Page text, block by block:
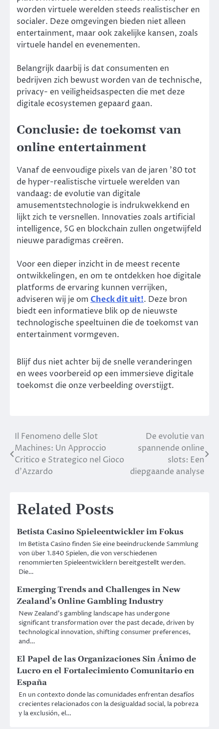
worden virtuele werelden steeds realistischer en
socialer. Deze omgevingen bieden niet alleen
entertainment, maar ook zakelijke kansen, zoals
virtuele handel en evenementen.
Belangrijk daarbij is dat consumenten en
bedrijven zich bewust worden van de technische,
privacy- en veiligheidsaspecten die met deze
digitale ecosystemen gepaard gaan.
Conclusie: de toekomst van
online entertainment
Vanaf de eenvoudige pixels van de jaren ’80 tot
de hyper-realistische virtuele werelden van
vandaag: de evolutie van digitale
amusementstechnologie is indrukwekkend en
lijkt zich te versnellen. Innovaties zoals artificial
intelligence, 5G en blockchain zullen ongetwijfeld
nieuwe paradigmas creëren.
Voor een dieper inzicht in de meest recente
ontwikkelingen, en om te ontdekken hoe digitale
platforms de ervaring kunnen verrijken,
adviseren wij je om Check dit uit!. Deze bron
biedt een informatieve blik op de nieuwste
technologische speeltuinen die de toekomst van
entertainment vormgeven.
Blijf dus niet achter bij de snelle veranderingen
en wees voorbereid op een immersieve digitale
toekomst die onze verbeelding overstijgt.
Post
navigation
Il Fenomeno delle Slot
Machines: Un Approccio
Critico e Strategico nel Gioco
d’Azzardo
De evolutie van
spannende online
slots: Een
diepgaande analyse
Related Posts
Betista Casino Spieleentwickler im Fokus
Im Betista Casino finden Sie eine beeindruckende Sammlung
von über 1.840 Spielen, die von verschiedenen
renommierten Spieleentwicklern bereitgestellt werden.
Die…
Emerging Trends and Challenges in New
Zealand’s Online Gambling Industry
New Zealand’s gambling landscape has undergone
significant transformation over the past decade, driven by
technological innovation, shifting consumer preferences,
and…
El Papel de las Organizaciones Sin Ánimo de
Lucro en el Fortalecimiento Comunitario en
España
En un contexto donde las comunidades enfrentan desafíos
crecientes relacionados con la desigualdad social, la pobreza
y la exclusión, el…